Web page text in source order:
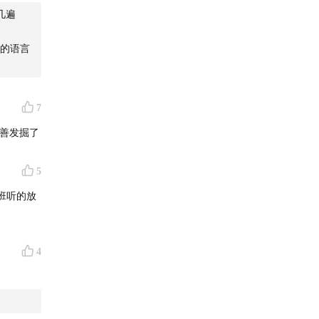
遍
语言
7
发掘了
5
听的放
4